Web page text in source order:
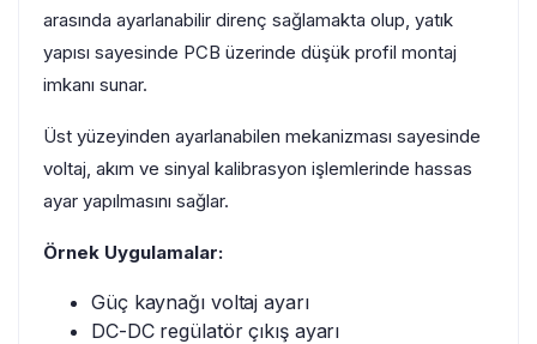
arasında ayarlanabilir direnç sağlamakta olup, yatık
yapısı sayesinde PCB üzerinde düşük profil montaj
imkanı sunar.
Üst yüzeyinden ayarlanabilen mekanizması sayesinde
voltaj, akım ve sinyal kalibrasyon işlemlerinde hassas
ayar yapılmasını sağlar.
Örnek Uygulamalar:
Güç kaynağı voltaj ayarı
DC-DC regülatör çıkış ayarı